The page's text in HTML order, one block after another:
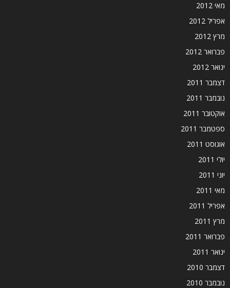
מאי 2012
אפריל 2012
מרץ 2012
פברואר 2012
ינואר 2012
דצמבר 2011
נובמבר 2011
אוקטובר 2011
ספטמבר 2011
אוגוסט 2011
יולי 2011
יוני 2011
מאי 2011
אפריל 2011
מרץ 2011
פברואר 2011
ינואר 2011
דצמבר 2010
נובמבר 2010